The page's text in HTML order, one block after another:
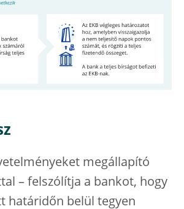
megállapító
– felszólítja a bankot, hogy
határidőn belül tegyen